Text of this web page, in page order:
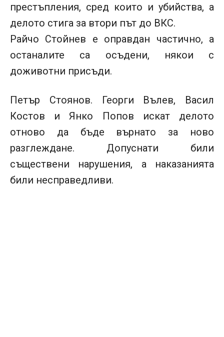
престъпления, сред които и убийства, а
делото стига за втори път до ВКС.
Райчо Стойнев е оправдан частично, а
останалите са осъдени, някои с
доживотни присъди.
Петър Стоянов. Георги Вълев, Васил
Костов и Янко Попов искат делото
отново да бъде върнато за ново
разглеждане. Допуснати били
съществени нарушения, а наказанията
били несправедливи.